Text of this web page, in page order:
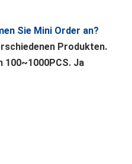
Sie Mini Order an?
Produkten.
Ja